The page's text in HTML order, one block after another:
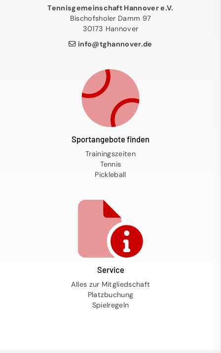
Tennisgemeinschaft Hannover e.V.
Bischofsholer Damm 97
30173 Hannover
info@tghannover.de
Sportangebote finden
Trainingszeiten
Tennis
Pickleball
Service
Alles zur Mitgliedschaft
Platzbuchung
Spielregeln